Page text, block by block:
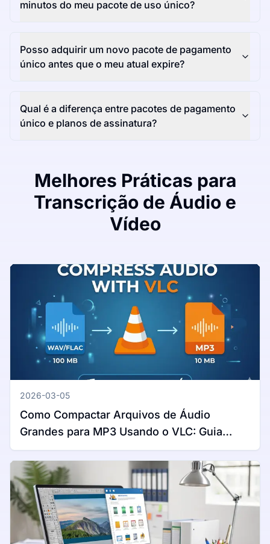
minutos do meu pacote de uso único?
Posso adquirir um novo pacote de pagamento
único antes que o meu atual expire?
Qual é a diferença entre pacotes de pagamento
único e planos de assinatura?
Melhores Práticas para
Transcrição de Áudio e
Vídeo
2026-03-05
Como Compactar Arquivos de Áudio
Grandes para MP3 Usando o VLC: Guia
Completo para Windows e Mac